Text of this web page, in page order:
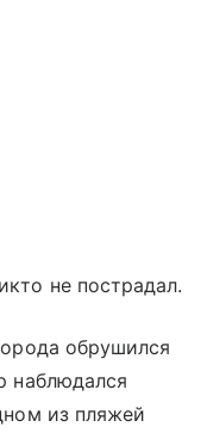
не пострадал.
обрушился
наблюдался
из пляжей